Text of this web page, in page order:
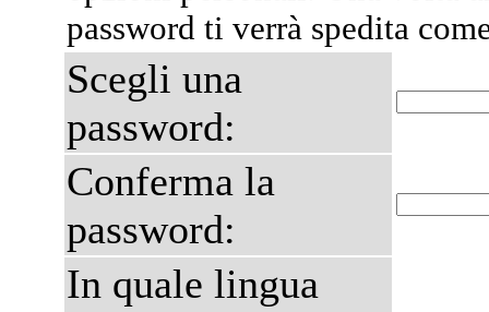
password ti verrà spedita
Scegli una
password:
Conferma la
password:
In quale lingua